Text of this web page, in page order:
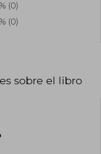
(0)
(0)
sobre el libro